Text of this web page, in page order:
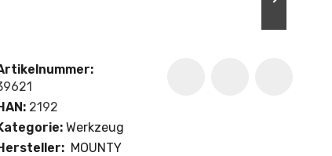
2192
Werkzeug
MOUNTY